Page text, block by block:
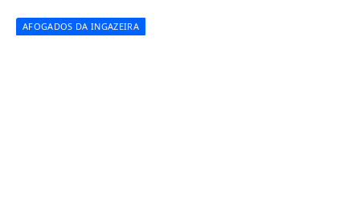
AFOGADOS DA INGAZEIRA